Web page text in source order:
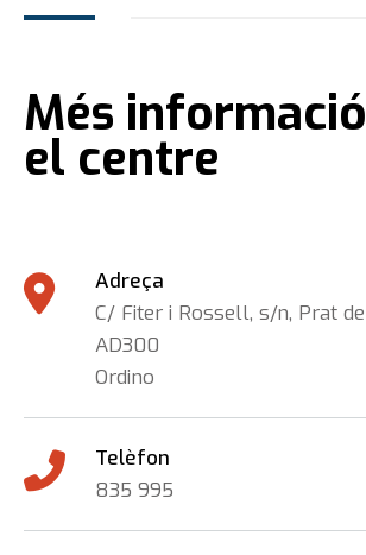
Més
el centre
Adreça
C/ Fiter i Rossell, s/n, Prat
AD300
Ordino
Telèfon
835 995